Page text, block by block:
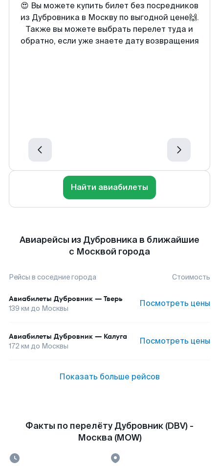
😍 Вы можете купить билет без посредников
из Дубровника в Москву по выгодной цене🙌.
Также вы можете выбрать перелет туда и
обратно, если уже знаете дату возвращения
Найти авиабилеты
Авиарейсы из Дубровника в ближайшие
с Москвой города
Рейсы в соседние города Стоимость
Авиабилеты Дубровник — Тверь
139 км до Москвы Посмотреть цены
Авиабилеты Дубровник — Калуга
172 км до Москвы Посмотреть цены
Показать больше рейсов
Факты по перелёту Дубровник (DBV) -
Москва (MOW)